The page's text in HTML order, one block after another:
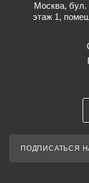
Москва, бул.
этаж 1,
ПОДПИСАТЬСЯ